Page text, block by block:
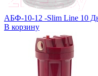
АБФ-10-12 -Slim Line 10
В корзину